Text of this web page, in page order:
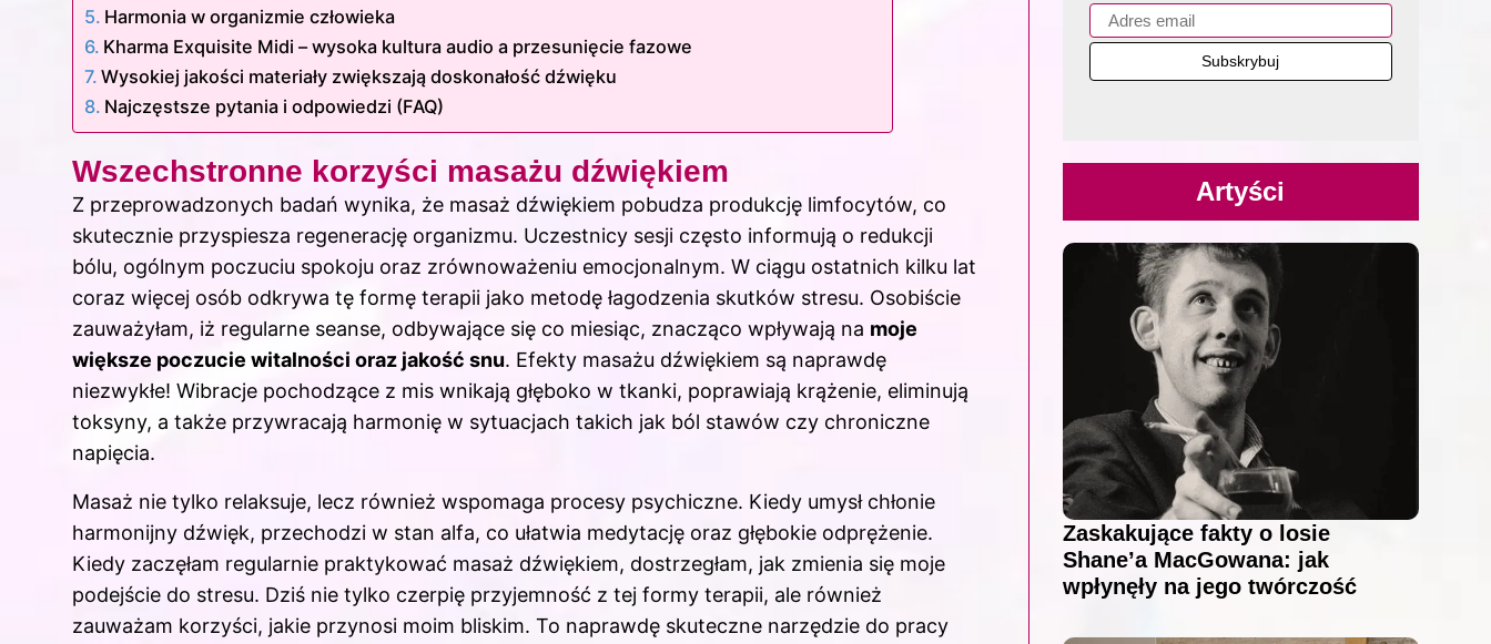
Harmonia w organizmie człowieka
Kharma Exquisite Midi – wysoka kultura audio a przesunięcie fazowe
Wysokiej jakości materiały zwiększają doskonałość dźwięku
Najczęstsze pytania i odpowiedzi (FAQ)
Wszechstronne korzyści masażu dźwiękiem
Z przeprowadzonych badań wynika, że masaż dźwiękiem pobudza produkcję limfocytów, co
skutecznie przyspiesza regenerację organizmu. Uczestnicy sesji często informują o redukcji
bólu, ogólnym poczuciu spokoju oraz zrównoważeniu emocjonalnym. W ciągu ostatnich kilku lat
coraz więcej osób odkrywa tę formę terapii jako metodę łagodzenia skutków stresu. Osobiście
zauważyłam, iż regularne seanse, odbywające się co miesiąc, znacząco wpływają na moje
większe poczucie witalności oraz jakość snu. Efekty masażu dźwiękiem są naprawdę
niezwykłe! Wibracje pochodzące z mis wnikają głęboko w tkanki, poprawiają krążenie, eliminują
toksyny, a także przywracają harmonię w sytuacjach takich jak ból stawów czy chroniczne
napięcia.
Masaż nie tylko relaksuje, lecz również wspomaga procesy psychiczne. Kiedy umysł chłonie
harmonijny dźwięk, przechodzi w stan alfa, co ułatwia medytację oraz głębokie odprężenie.
Kiedy zaczęłam regularnie praktykować masaż dźwiękiem, dostrzegłam, jak zmienia się moje
podejście do stresu. Dziś nie tylko czerpię przyjemność z tej formy terapii, ale również
zauważam korzyści, jakie przynosi moim bliskim. To naprawdę skuteczne narzędzie do pracy
Artyści
Zaskakujące fakty o losie
Shane’a MacGowana: jak
wpłynęły na jego twórczość